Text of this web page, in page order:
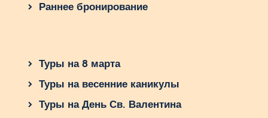
Раннее бронирование
Туры на 8 марта
Туры на весенние каникулы
Туры на День Св. Валентина